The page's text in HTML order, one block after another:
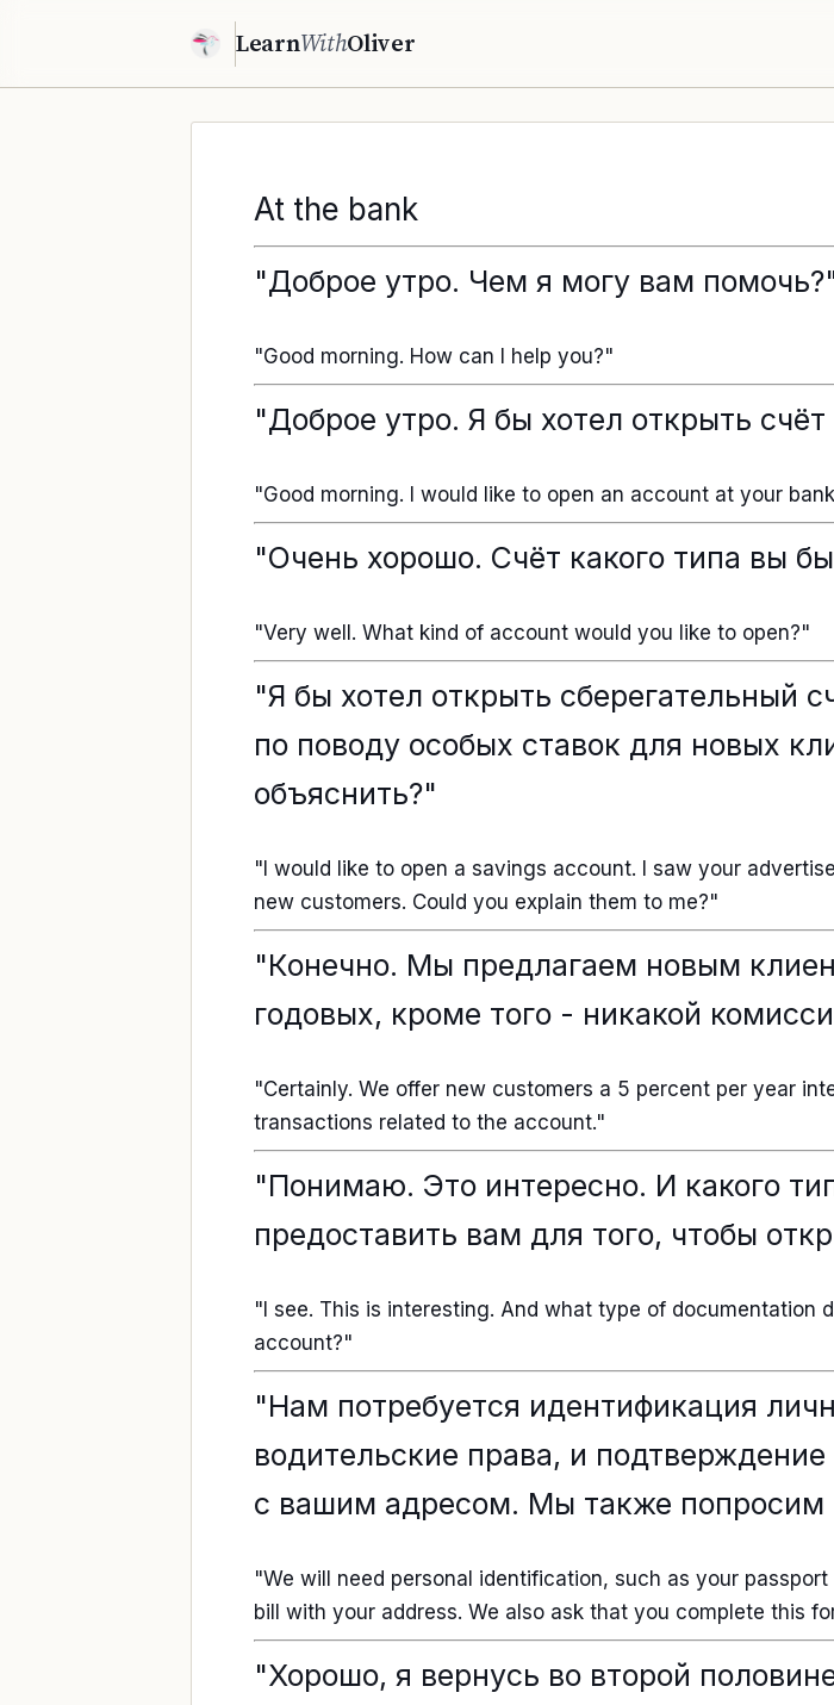
LearnWithOliver
At the bank
"Доброе утро. Чем я могу вам
"Good morning. How can I help you?"
"Доброе утро. Я бы хотел открыть
"Good morning. I would like to open an account at your
"Очень хорошо. Счёт какого типа вы
"Very well. What kind of account would you like to open?"
"Я бы хотел открыть сберегательный
по поводу особых ставок для новых
объяснить?"
"I would like to open a savings account. I saw your
new customers. Could you explain them to me?"
"Конечно. Мы предлагаем новым
годовых, кроме того - никакой
"Certainly. We offer new customers a 5 percent per year
transactions related to the account."
"Понимаю. Это интересно. И какого
предоставить вам для того, чтобы
"I see. This is interesting. And what type of documentation
account?"
"Нам потребуется идентификация
водительские права, и
с вашим адресом. Мы также попросим
"We will need personal identification, such as your
bill with your address. We also ask that you complete this
"Хорошо, я вернусь во второй